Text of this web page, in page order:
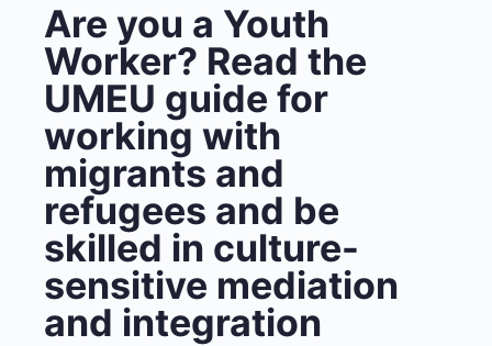
Are you a Youth
Worker? Read the
UMEU guide for
working with
migrants and
refugees and be
skilled in culture-
sensitive mediation
and integration